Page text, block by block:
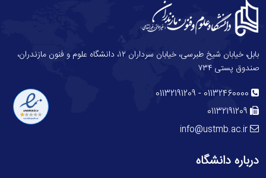
بابل، خیابان شیخ طبرسی، خیابان سرداران ۱۲، دانشگاه علوم و فنون مازندران،
صندوق پستی ۷۳۴
01132460000
-
01132191209
01132191209
info@ustmb.ac.ir
درباره دانشگاه